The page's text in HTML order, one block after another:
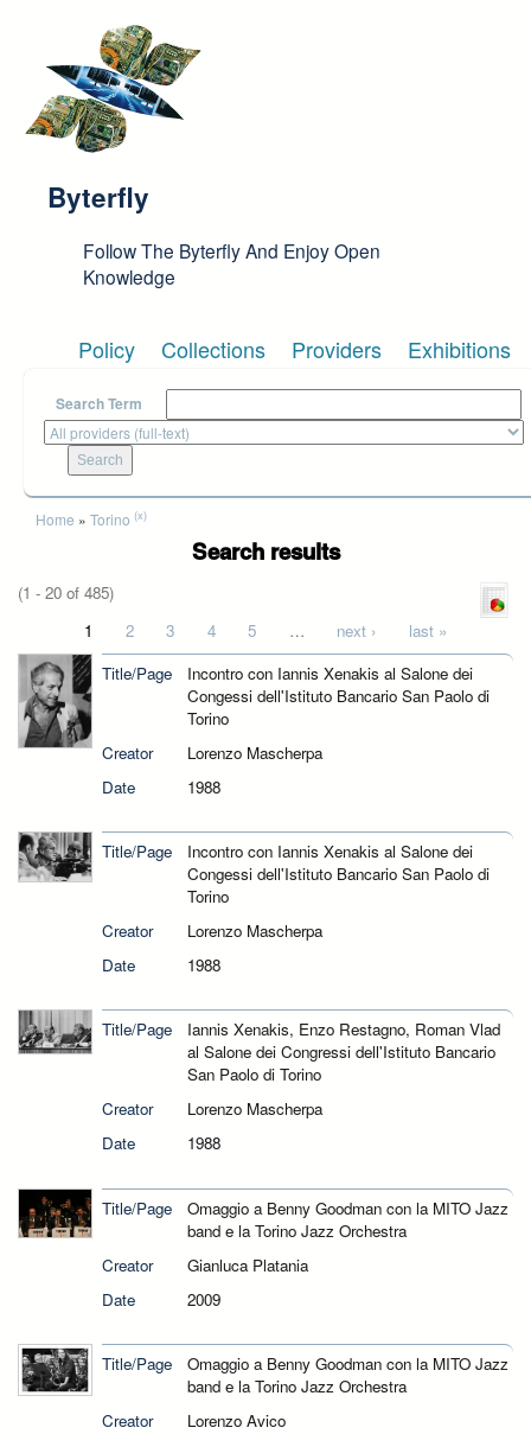
Byterfly
Follow The Byterfly And Enjoy Open
Knowledge
Policy Collections Providers Exhibitions
Search Term
You are here
Home » Torino (x)
Search results
(1 - 20 of 485)
1 2 3 4 5 … next ›
last »
Title/Page
Incontro con Iannis Xenakis al Salone dei
Congessi dell'Istituto Bancario San Paolo di
Torino
Creator
Lorenzo Mascherpa
Date
1988
Title/Page
Incontro con Iannis Xenakis al Salone dei
Congessi dell'Istituto Bancario San Paolo di
Torino
Creator
Lorenzo Mascherpa
Date
1988
Title/Page
Iannis Xenakis, Enzo Restagno, Roman Vlad
al Salone dei Congressi dell'Istituto Bancario
San Paolo di Torino
Creator
Lorenzo Mascherpa
Date
1988
Title/Page
Omaggio a Benny Goodman con la MITO Jazz
band e la Torino Jazz Orchestra
Creator
Gianluca Platania
Date
2009
Title/Page
Omaggio a Benny Goodman con la MITO Jazz
band e la Torino Jazz Orchestra
Creator
Lorenzo Avico